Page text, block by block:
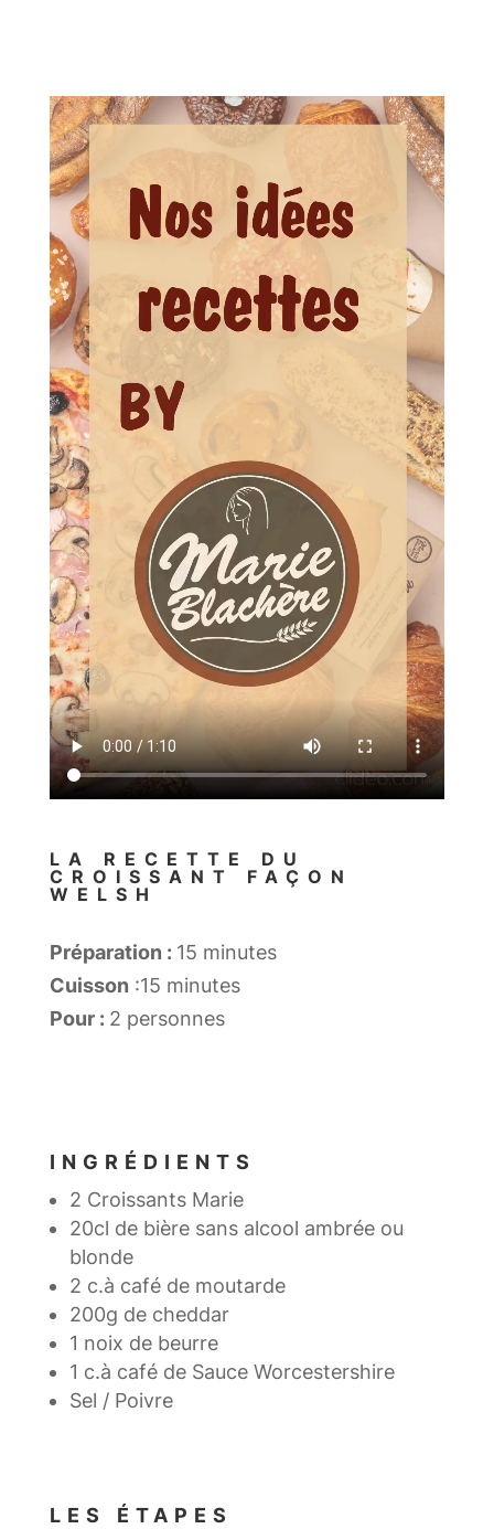
LA RECETTE DU
CROISSANT FAÇON
WELSH
Préparation : 15 minutes
Cuisson :15 minutes
Pour : 2 personnes
INGRÉDIENTS
2 Croissants Marie
20cl de bière sans alcool ambrée ou
blonde
2 c.à café de moutarde
200g de cheddar
1 noix de beurre
1 c.à café de Sauce Worcestershire
Sel / Poivre
LES ÉTAPES